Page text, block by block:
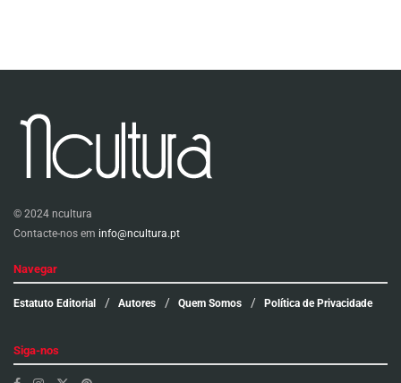
© 2024 ncultura
Contacte-nos em info@ncultura.pt
Navegar
Estatuto Editorial Autores Quem Somos Política de Privacidade
Siga-nos